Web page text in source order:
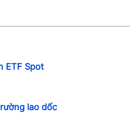
ETF Spot
lao dốc